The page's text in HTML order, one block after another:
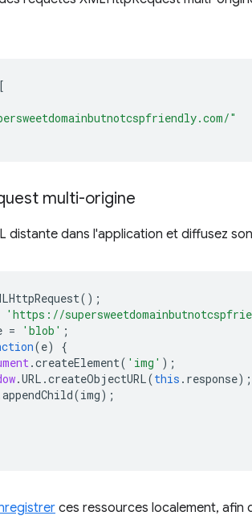
[
"
multi-origine
distante dans l'application et diffusez
();
'https://
= 'blob' ;
(e)
{
.createElement( 'img' );
.URL .createObjectURL(this . response);
appendChild(img);
ces ressources localement, afin